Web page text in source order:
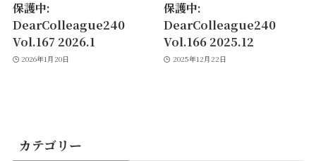
保護中:
DearColleague240
Vol.167 2026.1
2026年1月20日
保護中:
DearColleague240
Vol.166 2025.12
2025年12月22日
カテゴリー